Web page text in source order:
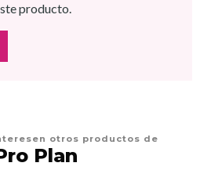
producto.
otros productos de
Plan